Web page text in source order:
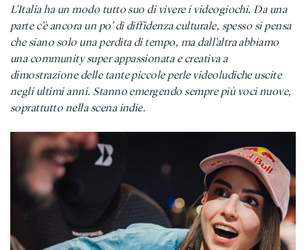
L’Italia ha un modo tutto suo di vivere i videogiochi. Da una
parte c’è ancora un po’ di diffidenza culturale, spesso si pensa
che siano solo una perdita di tempo, ma dall’altra abbiamo
una community super appassionata e creativa a
dimostrazione delle tante piccole perle videoludiche uscite
negli ultimi anni. Stanno emergendo sempre più voci nuove,
soprattutto nella scena indie.